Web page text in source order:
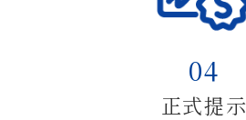
04
正式提示